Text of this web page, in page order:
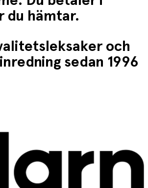
du hämtar.
och
sedan 1996